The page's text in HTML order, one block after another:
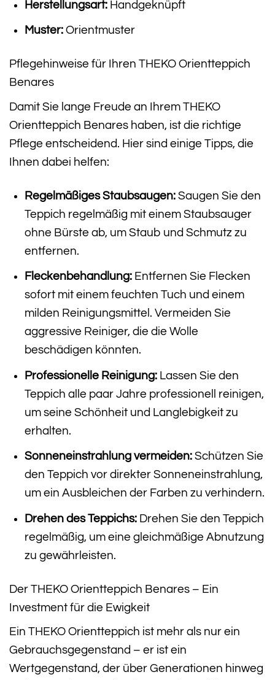
Herstellungsart:Handgeknüpft
Muster:Orientmuster
Pflegehinweise für Ihren THEKO Orientteppich
Benares
Damit Sie lange Freude an Ihrem THEKO
Orientteppich Benares haben, ist die richtige
Pflege entscheidend. Hier sind einige Tipps, die
Ihnen dabei helfen:
Regelmäßiges Staubsaugen:Saugen Sie den
Teppich regelmäßig mit einem Staubsauger
ohne Bürste ab, um Staub und Schmutz zu
entfernen.
Fleckenbehandlung:Entfernen Sie Flecken
sofort mit einem feuchten Tuch und einem
milden Reinigungsmittel. Vermeiden Sie
aggressive Reiniger, die die Wolle
beschädigen könnten.
Professionelle Reinigung:Lassen Sie den
Teppich alle paar Jahre professionell reinigen,
um seine Schönheit und Langlebigkeit zu
erhalten.
Sonneneinstrahlung vermeiden:Schützen Sie
den Teppich vor direkter Sonneneinstrahlung,
um ein Ausbleichen der Farben zu verhindern.
Drehen des Teppichs:Drehen Sie den Teppich
regelmäßig, um eine gleichmäßige Abnutzung
zu gewährleisten.
Der THEKO Orientteppich Benares – Ein
Investment für die Ewigkeit
Ein THEKO Orientteppich ist mehr als nur ein
Gebrauchsgegenstand – er ist ein
Wertgegenstand, der über Generationen hinweg